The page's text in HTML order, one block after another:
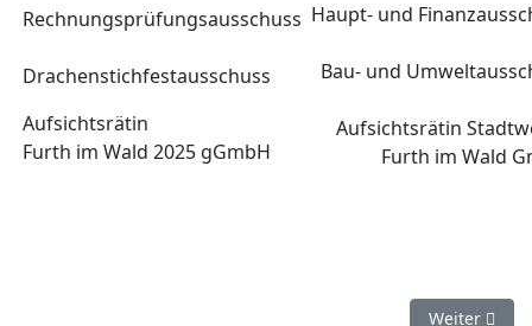
Rechnungsprüfungsausschuss
Drachenstichfestausschuss
Aufsichtsrätin
Furth im Wald 2025 gGmbH
Haupt- und
Bau- und
Aufsichtsrätin
Furth im Wald
Nächster
Weiter